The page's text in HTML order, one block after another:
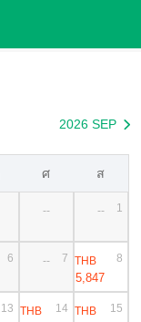
2026 SEP 
ศ ส
-- -- 1
6 -- 7 THB
5,847
8
13 THB 14 THB 15